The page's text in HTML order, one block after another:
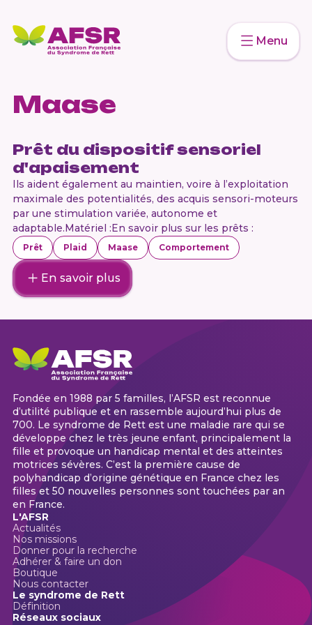
Menu
Maase
Prêt du dispositif sensoriel
d'apaisement
Ils aident également au maintien, voire à l’exploitation
maximale des potentialités, des acquis sensori-moteurs
par une stimulation variée, autonome et
adaptable.Matériel :En savoir plus sur les prêts :
Prêt Plaid Maase Comportement
En savoir plus
Fondée en 1988 par 5 familles, l’AFSR est reconnue
d’utilité publique et en rassemble aujourd’hui plus de
700. Le syndrome de Rett est une maladie rare qui se
développe chez le très jeune enfant, principalement la
fille et provoque un handicap mental et des atteintes
motrices sévères. C’est la première cause de
polyhandicap d’origine génétique en France chez les
filles et 50 nouvelles personnes sont touchées par an
en France.
L'AFSR
Actualités
Nos missions
Donner pour la recherche
Adhérer & faire un don
Boutique
Nous contacter
Le syndrome de Rett
Définition
Réseaux sociaux